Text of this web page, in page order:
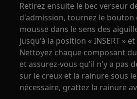
Retirez ensuite le bec verseur
d'admission, tournez le bouton
mousse dans le sens des
jusqu'à la position « INSERT »
Nettoyez chaque composant
et assurez-vous qu'il n'y a pas
sur le creux et la rainure sous
nécessaire, grattez la rainure